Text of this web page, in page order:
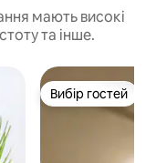
мають високі
та інше.
Вибір гостей
Вибір гостей